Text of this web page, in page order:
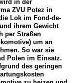
in der
ZVU Potez in
Lok im Fond-de-
ihrem Gewicht
per Straßen
um an
So war sie
Polen im Einsatz.
des geringen